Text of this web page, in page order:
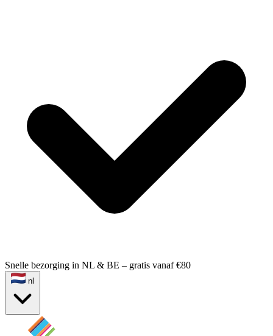
Snelle bezorging in NL & BE – gratis vanaf €80
nl